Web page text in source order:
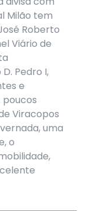
Milão tem
Roberto
Viário de
Pedro I,
e
poucos
Viracopos
uma
o